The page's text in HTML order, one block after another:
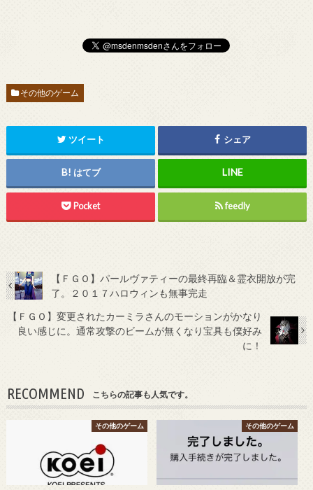
その他のゲーム
ツイート シェア
はてブ
Pocket feedly
【ＦＧＯ】パールヴァティーの最終再臨＆霊衣開放が完
了。２０１７ハロウィンも無事完走
【ＦＧＯ】変更されたカーミラさんのモーションがかなり
良い感じに。通常攻撃のビームが無くなり宝具も僕好み
に！
RECOMMEND こちらの記事も人気です。
その他のゲーム その他のゲーム